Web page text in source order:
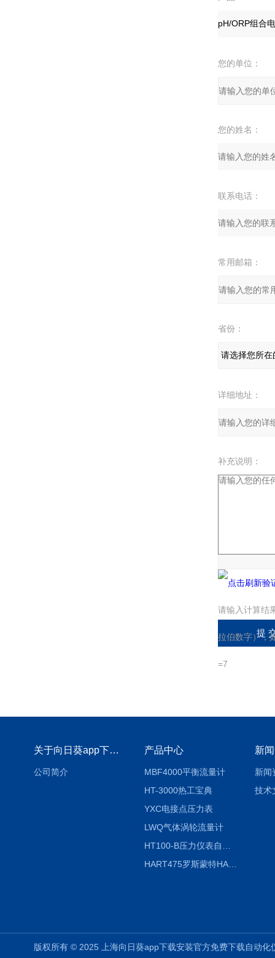
您的单位：
您的姓名：
联系电话：
常用邮箱：
省份：
详细地址：
补充说明：
请输入计算结
拉伯数字），
=7
关于向日葵app下载安装官方免费下载
公司简介
产品中心
MBF4000平衡流量计
HT-3000热工宝典
YXC电接点压力表
LWQ气体涡轮流量计
HART475罗斯蒙特HART475手操器
新
新闻
技术
版权所有 © 2025 上海向日葵app下载安装官方免费下载自